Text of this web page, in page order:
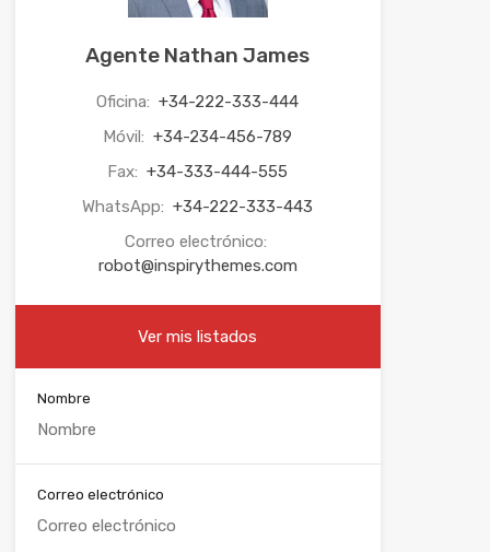
Agente Nathan James
Oficina: +34-222-333-444
Móvil: +34-234-456-789
Fax: +34-333-444-555
WhatsApp: +34-222-333-443
Correo electrónico:
robot@inspirythemes.com
Ver mis listados
Nombre
Correo electrónico